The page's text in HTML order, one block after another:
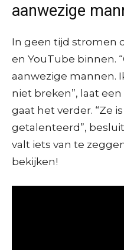
aanwezige
In geen tijd stromen
en YouTube binnen.
aanwezige mannen.
niet breken”, laat
gaat het verder. “Ze
getalenteerd”,
valt iets van te
bekijken!